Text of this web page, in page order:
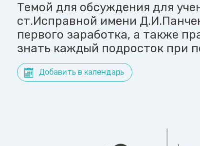
Темой для обсуждения для
ст.Исправной имени
первого заработка, а также
знать каждый подросток при
Добавить в календарь